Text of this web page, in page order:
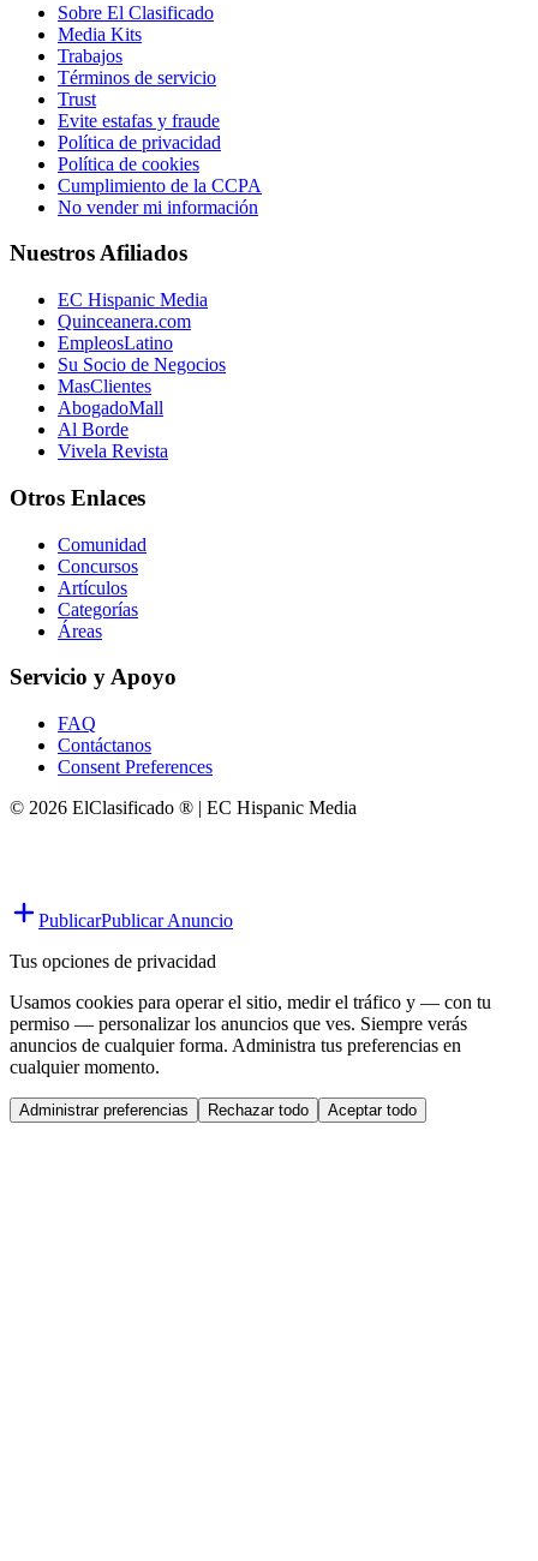
Sobre El Clasificado
Media Kits
Trabajos
Términos de servicio
Trust
Evite estafas y fraude
Política de privacidad
Política de cookies
Cumplimiento de la CCPA
No vender mi información
Nuestros Afiliados
EC Hispanic Media
Quinceanera.com
EmpleosLatino
Su Socio de Negocios
MasClientes
AbogadoMall
Al Borde
Vivela Revista
Otros Enlaces
Comunidad
Concursos
Artículos
Categorías
Áreas
Servicio y Apoyo
FAQ
Contáctanos
Consent Preferences
© 2026 ElClasificado ® | EC Hispanic Media
PublicarPublicar Anuncio
Tus opciones de privacidad
Usamos cookies para operar el sitio, medir el tráfico y — con tu
permiso — personalizar los anuncios que ves. Siempre verás
anuncios de cualquier forma. Administra tus preferencias en
cualquier momento.
Administrar preferencias Rechazar todo Aceptar todo